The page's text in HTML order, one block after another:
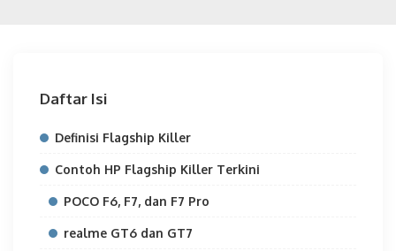
Daftar Isi
Definisi Flagship Killer
Contoh HP Flagship Killer Terkini
POCO F6, F7, dan F7 Pro
realme GT6 dan GT7